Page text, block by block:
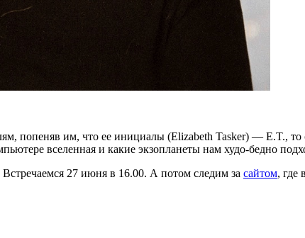
попеняв им, что ее инициалы (Elizabeth Tasker) — E.T.,
вселенная и какие экзопланеты нам худо-бедно
Встречаемся 27 июня в 16.00. А потом следим за сайтом, где